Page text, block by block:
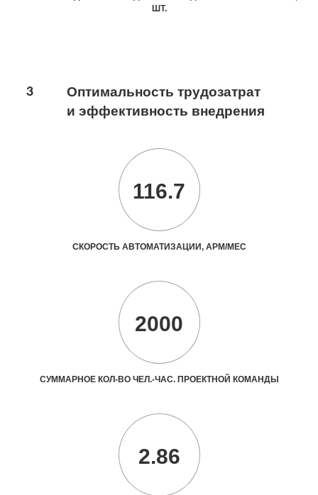
ШТ.
3
Оптимальность трудозатрат
и эффективность внедрения
116.7
СКОРОСТЬ АВТОМАТИЗАЦИИ, АРМ/МЕС
2000
СУММАРНОЕ КОЛ-ВО ЧЕЛ.-ЧАС. ПРОЕКТНОЙ КОМАНДЫ
2.86